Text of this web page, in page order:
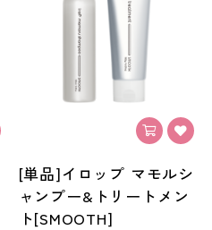
[単品]イロップ マモルシ
ャンプー&トリートメン
ト[SMOOTH]